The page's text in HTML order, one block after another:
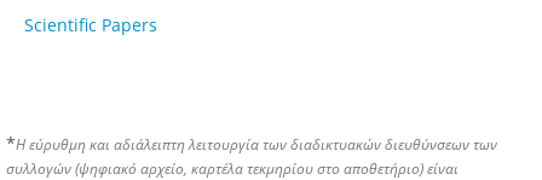
Scientific Papers
*Η εύρυθμη και αδιάλειπτη λειτουργία των διαδικτυακών διευθύνσεων των
συλλογών (ψηφιακό αρχείο, καρτέλα τεκμηρίου στο αποθετήριο) είναι